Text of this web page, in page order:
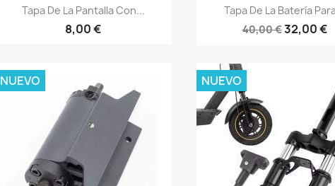
Vista rápida
Tapa De La Pantalla Con...
8,00 €
Vista rápida
Tapa De La Batería
40,00 €32,00 €
NUEVO NUEVO